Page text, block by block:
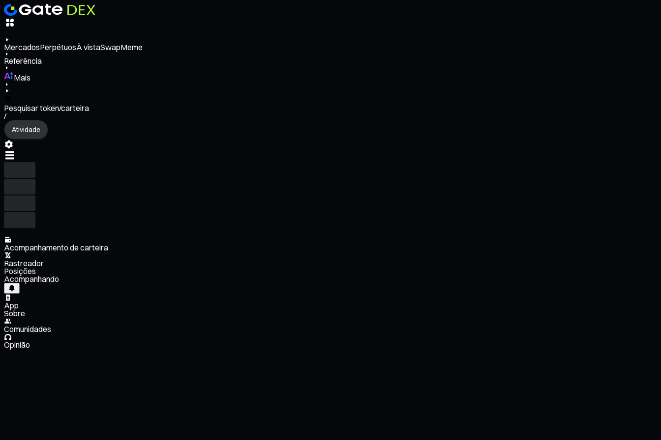
MercadosPerpétuosÀ vistaSwapMeme
Referência
Mais
Pesquisar token/carteira
/
Atividade
Acompanhamento de carteira
Rastreador
Posições
Acompanhando
App
Sobre
Comunidades
Opinião